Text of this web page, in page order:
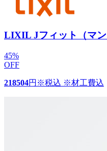
LIXIL Jフィット（マン
45%
OFF
218504円 ※税込 ※材工費込